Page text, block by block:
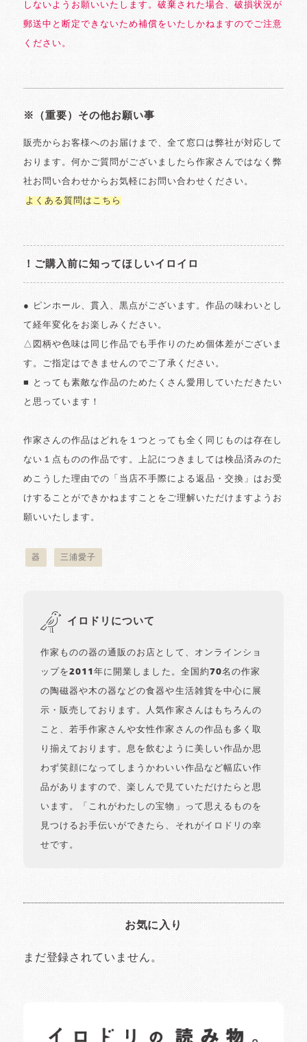
しないようお願いいたします。破棄された場合、破損状況が
郵送中と断定できないため補償をいたしかねますのでご注意
ください。
※（重要）その他お願い事
販売からお客様へのお届けまで、全て窓口は弊社が対応して
おります。何かご質問がございましたら作家さんではなく弊
社お問い合わせからお気軽にお問い合わせください。
よくある質問はこちら
！ご購入前に知ってほしいイロイロ
● ピンホール、貫入、黒点がございます。作品の味わいとし
て経年変化をお楽しみください。
△図柄や色味は同じ作品でも手作りのため個体差がございま
す。ご指定はできませんのでご了承ください。
■ とっても素敵な作品のためたくさん愛用していただきたい
と思っています！
作家さんの作品はどれを１つとっても全く同じものは存在し
ない１点ものの作品です。上記につきましては検品済みのた
めこうした理由での「当店不手際による返品・交換」はお受
けすることができかねますことをご理解いただけますようお
願いいたします。
器 三浦愛子
イロドリについて
作家ものの器の通販のお店として、オンラインショ
ップを2011年に開業しました。全国約70名の作家
の陶磁器や木の器などの食器や生活雑貨を中心に展
示・販売しております。人気作家さんはもちろんの
こと、若手作家さんや女性作家さんの作品も多く取
り揃えております。息を飲むように美しい作品か思
わず笑顔になってしまうかわいい作品など幅広い作
品がありますので、楽しんで見ていただけたらと思
います。「これがわたしの宝物」って思えるものを
見つけるお手伝いができたら、それがイロドリの幸
せです。
お気に入り
まだ登録されていません。
日常の様子など随時更新中です。